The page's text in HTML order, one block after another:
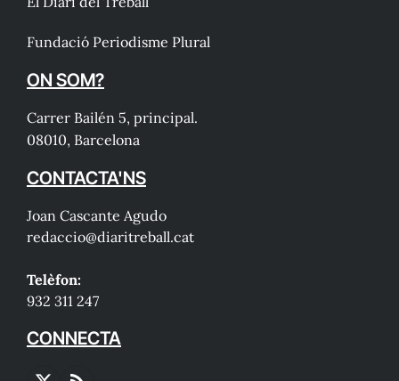
Fundació Periodisme Plural
ON SOM?
Carrer Bailén 5, principal.
08010, Barcelona
CONTACTA'NS
Joan Cascante Agudo
redaccio@diaritreball.cat
Telèfon:
932 311 247
CONNECTA